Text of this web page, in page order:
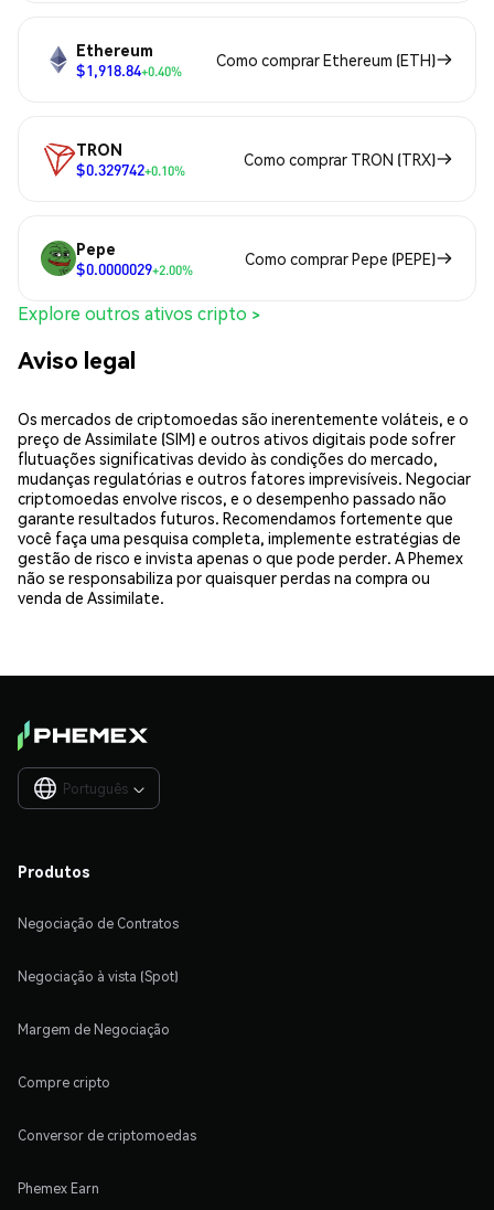
Ethereum
$1,918.84+0.40%
Como comprar Ethereum (ETH)
TRON
$0.329742+0.10%
Como comprar TRON (TRX)
Pepe
$0.0000029+2.00%
Como comprar Pepe (PEPE)
Explore outros ativos cripto >
Aviso legal
Os mercados de criptomoedas são inerentemente voláteis, e o
preço de Assimilate (SIM) e outros ativos digitais pode sofrer
flutuações significativas devido às condições do mercado,
mudanças regulatórias e outros fatores imprevisíveis. Negociar
criptomoedas envolve riscos, e o desempenho passado não
garante resultados futuros. Recomendamos fortemente que
você faça uma pesquisa completa, implemente estratégias de
gestão de risco e invista apenas o que pode perder. A Phemex
não se responsabiliza por quaisquer perdas na compra ou
venda de Assimilate.
Português 
Produtos
Negociação de Contratos
Negociação à vista (Spot)
Margem de Negociação
Compre cripto
Conversor de criptomoedas
Phemex Earn